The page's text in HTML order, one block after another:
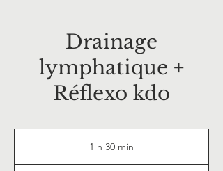
Drainage
lymphatique +
Réflexo kdo
1 h 30 min